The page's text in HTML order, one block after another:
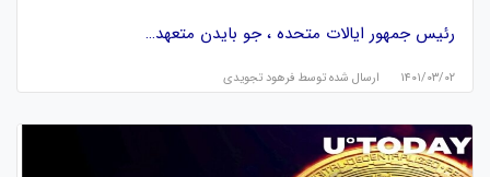
رئیس جمهور ایالات متحده ، جو بایدن متعهد…
۱۴۰۱/۰۳/۰۲ ارسال شده توسط فرهود تجویدی